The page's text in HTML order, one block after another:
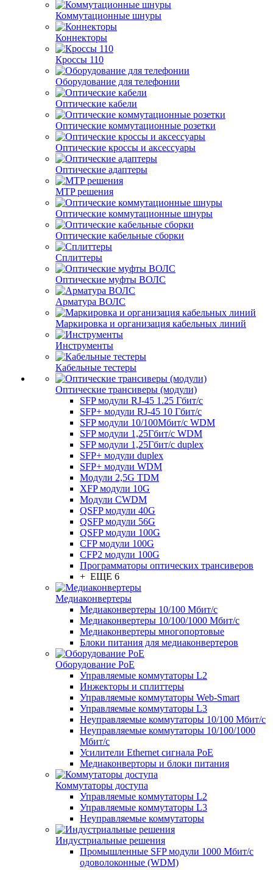
Коммутационные шнуры
Коннекторы
Кроссы 110
Оборудование для телефонии
Оптические кабели
Оптические коммутационные розетки
Оптические кроссы и аксессуары
Оптические адаптеры
MTP решения
Оптические коммутационные шнуры
Оптические кабельные сборки
Сплиттеры
Оптические муфты ВОЛС
Арматура ВОЛС
Маркировка и организация кабельных линий
Инструменты
Кабельные тестеры
Оптические трансиверы (модули)
SFP модули RJ-45 1.25 Гбит/c
SFP+ модули RJ-45 10 Гбит/c
SFP модули 10/100Мбит/с WDM
SFP модули 1,25Гбит/с WDM
SFP модули 1,25Гбит/с duplex
SFP+ модули duplex
SFP+ модули WDM
Модули 2,5G TDM
XFP модули 10G
Модули CWDM
QSFP модули 40G
QSFP модули 56G
QSFP модули 100G
CFP модули 100G
CFP2 модули 100G
Программаторы оптических трансиверов
+ ЕЩЕ 6
Медиаконвертеры
Медиаконвертеры 10/100 Мбит/с
Медиаконвертеры 10/100/1000 Мбит/c
Медиаконвертеры многопортовые
Блоки питания для медиаконвертеров
Оборудование PoE
Управляемые коммутаторы L2
Инжекторы и сплиттеры
Управляемые коммутаторы Web-Smart
Управляемые коммутаторы L3
Неуправляемые коммутаторы 10/100 Мбит/с
Неуправляемые коммутаторы 10/100/1000
Мбит/с
Усилители Ethernet сигнала PoE
Медиаконверторы и блоки питания
Коммутаторы доступа
Управляемые коммутаторы L2
Управляемые коммутаторы L3
Неуправляемые коммутаторы
Индустриальные решения
Промышленные SFP модули 1000 Мбит/c
одоволоконные (WDM)